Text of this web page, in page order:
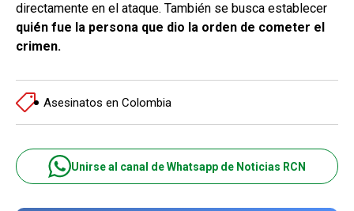
directamente en el ataque. También se busca establecer
quién fue la persona que dio la orden de cometer el
crimen.
Asesinatos en Colombia
Unirse al canal de Whatsapp de Noticias RCN